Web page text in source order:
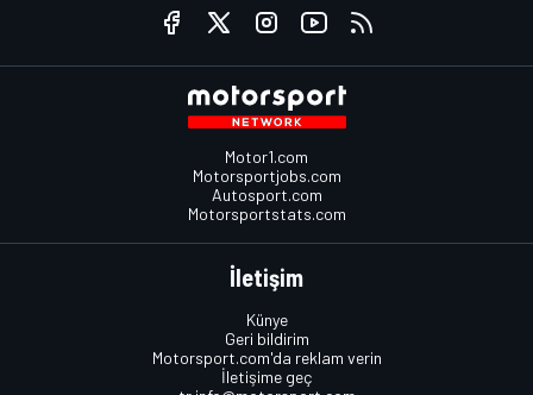
Motor1.com
Motorsportjobs.com
Autosport.com
Motorsportstats.com
İletişim
Künye
Geri bildirim
Motorsport.com'da reklam verin
İletişime geç